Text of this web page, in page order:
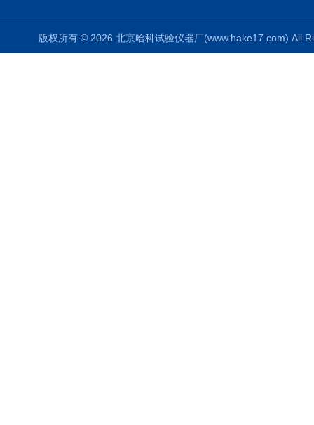
版权所有 © 2026 北京哈科试验仪器厂(www.hake17.com)